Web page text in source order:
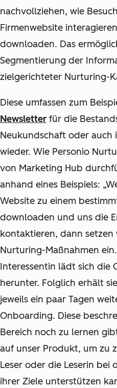
nachvollziehen, wie
Firmenwebsite
downloaden. Das
Segmentierung der
zielgerichteter Nurturing-
Diese umfassen zum
Newsletter für die
Neukundschaft oder auch
wieder. Wie Personio
von Marketing Hub
anhand eines Beispiels:
Website zu einem
downloaden und uns die
kontaktieren, dann setzen
Nurturing-Maßnahmen
Interessentin lädt sich die
herunter. Folglich erhält
jeweils ein paar Tagen
Onboarding. Diese
Bereich noch zu lernen
auf unser Produkt, um zu
Leser oder die Leserin bei
ihrer Ziele unterstützen